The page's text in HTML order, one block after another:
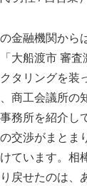
金融機関から
大船渡市 審査
タリングを装
商工会議所の
務所を紹介し
交渉がまとま
ています。相
戻せたのは、